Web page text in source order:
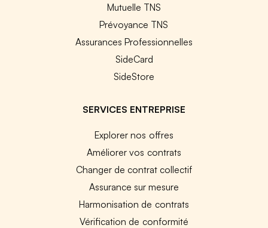
Mutuelle TNS
Prévoyance TNS
Assurances Professionnelles
SideCard
SideStore
SERVICES ENTREPRISE
Explorer nos offres
Améliorer vos contrats
Changer de contrat collectif
Assurance sur mesure
Harmonisation de contrats
Vérification de conformité